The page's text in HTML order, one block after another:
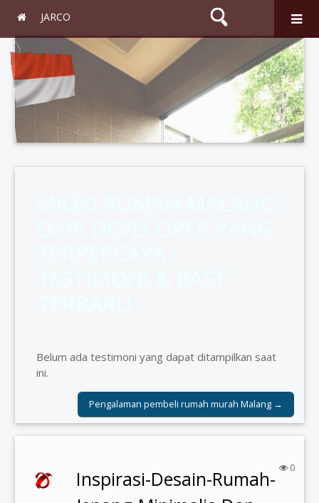
JARCO
Search
Belum ada testimoni yang dapat ditampilkan saat
ini.
Pengalaman pembeli rumah murah Malang →
0
Inspirasi-Desain-Rumah-